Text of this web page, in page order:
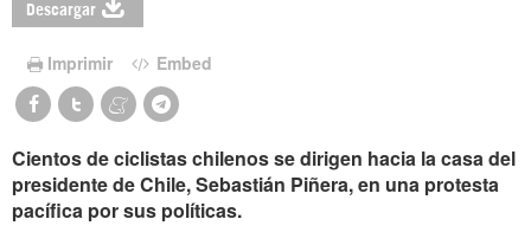
Descargar
Imprimir Embed
Cientos de ciclistas chilenos se dirigen hacia la casa del
presidente de Chile, Sebastián Piñera, en una protesta
pacífica por sus políticas.